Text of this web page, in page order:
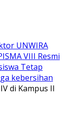
UNWIRA
VIII Resmi
Tetap
kebersihan
di Kampus II